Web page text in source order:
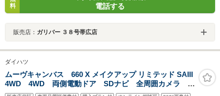
料
電話する
販売店： ガリバー ３８号帯広店
ダイハツ
ムーヴキャンバス 660 X メイクアップ リミテッド SAIII
4WD 4WD 両側電動ドア SDナビ 全周囲カメラ ス
マートアシスト3 禁煙車 ドラレコ コーナーセンサ